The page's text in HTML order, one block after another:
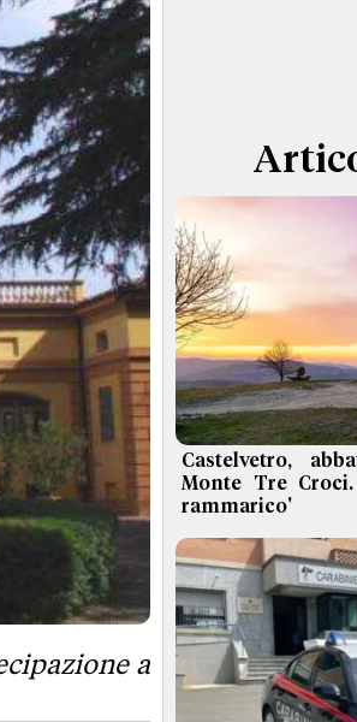
a
Castelvetro,
Monte Tre
rammarico'